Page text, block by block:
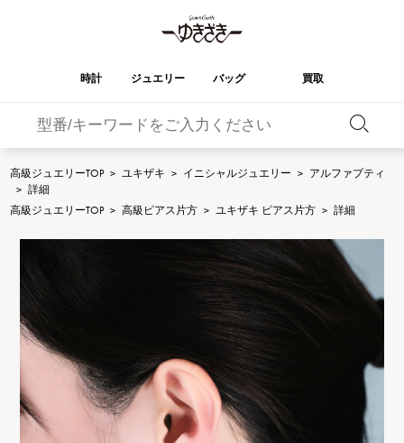
時計 ジュエリー バッグ 買取
ロレックス ウブロ
オメガ ブライトリング
A.LANGE & SOHNE Breguet
ブレゲ
PATEK PHILIPPE IWC
IWC
RICHARD MILLE
リシャール・ミル
VACHERON
CONSTANTIN
ヴァシュロン・コンスタ
PANERAI
パネライ
YUKIZAKI
ジュエリー
ジュエリー
ジュエリー
ジュエリー
レガリア ダブルトップ
ヨビコ
NOMBRE
ノンブル
ALPHA
アルファ
ALPHA putite
アルファプティ
eclat
エクラ
RICH CROSS
リッチクロス
TwinPinky
ツインピンキー
バーキン オータクロア
ガーデンパーティー エブリン
財布 チャーム
その他
エルメスバッグ
高級ジュエリーTOP > ユキザキ > イニシャルジュエリー > アルファプティ
> 詳細
高級ジュエリーTOP > 高級ピアス片方 > ユキザキ ピアス片方 > 詳細